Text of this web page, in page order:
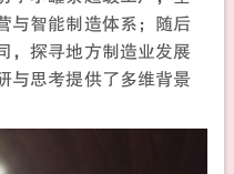
与智能制造体系；随后
，探寻地方制造业发展
与思考提供了多维背景